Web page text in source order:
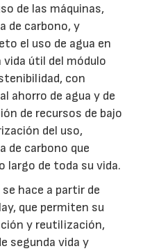
de las máquinas,
de carbono, y
el uso de agua en
vida útil del módulo
con
ahorro de agua y de
de recursos de bajo
del uso,
de carbono que
largo de toda su vida.
hace a partir de
que permiten su
y reutilización,
segunda vida y